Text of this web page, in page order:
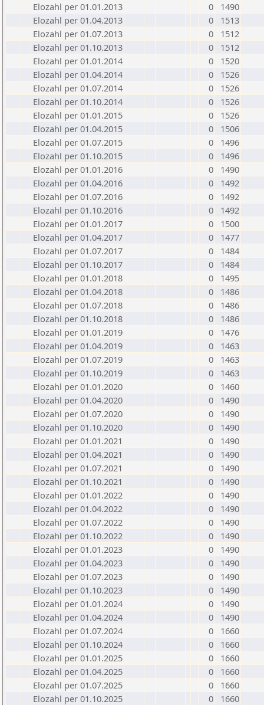
Elozahl per 01.01.2013
0
1490
Elozahl per 01.04.2013
0
1513
Elozahl per 01.07.2013
0
1512
Elozahl per 01.10.2013
0
1512
Elozahl per 01.01.2014
0
1520
Elozahl per 01.04.2014
0
1526
Elozahl per 01.07.2014
0
1526
Elozahl per 01.10.2014
0
1526
Elozahl per 01.01.2015
0
1526
Elozahl per 01.04.2015
0
1506
Elozahl per 01.07.2015
0
1496
Elozahl per 01.10.2015
0
1496
Elozahl per 01.01.2016
0
1490
Elozahl per 01.04.2016
0
1492
Elozahl per 01.07.2016
0
1492
Elozahl per 01.10.2016
0
1492
Elozahl per 01.01.2017
0
1500
Elozahl per 01.04.2017
0
1477
Elozahl per 01.07.2017
0
1484
Elozahl per 01.10.2017
0
1484
Elozahl per 01.01.2018
0
1495
Elozahl per 01.04.2018
0
1486
Elozahl per 01.07.2018
0
1486
Elozahl per 01.10.2018
0
1486
Elozahl per 01.01.2019
0
1476
Elozahl per 01.04.2019
0
1463
Elozahl per 01.07.2019
0
1463
Elozahl per 01.10.2019
0
1463
Elozahl per 01.01.2020
0
1460
Elozahl per 01.04.2020
0
1490
Elozahl per 01.07.2020
0
1490
Elozahl per 01.10.2020
0
1490
Elozahl per 01.01.2021
0
1490
Elozahl per 01.04.2021
0
1490
Elozahl per 01.07.2021
0
1490
Elozahl per 01.10.2021
0
1490
Elozahl per 01.01.2022
0
1490
Elozahl per 01.04.2022
0
1490
Elozahl per 01.07.2022
0
1490
Elozahl per 01.10.2022
0
1490
Elozahl per 01.01.2023
0
1490
Elozahl per 01.04.2023
0
1490
Elozahl per 01.07.2023
0
1490
Elozahl per 01.10.2023
0
1490
Elozahl per 01.01.2024
0
1490
Elozahl per 01.04.2024
0
1490
Elozahl per 01.07.2024
0
1660
Elozahl per 01.10.2024
0
1660
Elozahl per 01.01.2025
0
1660
Elozahl per 01.04.2025
0
1660
Elozahl per 01.07.2025
0
1660
Elozahl per 01.10.2025
0
1660